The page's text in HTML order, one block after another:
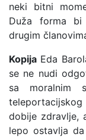
neki bitni
Duža forma bi
drugim
Kopija Eda
se ne nudi
sa moralnim
teleportacijskog
dobije zdravlje,
lepo ostavlja